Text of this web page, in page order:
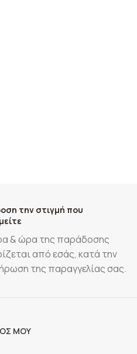
την στιγμή που
& ώρα της παράδοσης
από εσάς, κατά την
της παραγγελίας σας.
ΜΟΥ